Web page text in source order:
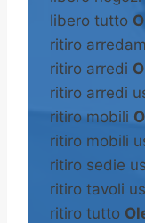
libero tutto
ritiro
ritiro arredi
ritiro arredi
ritiro mobili
ritiro mobili
ritiro sedie
ritiro tavoli
ritiro tutto